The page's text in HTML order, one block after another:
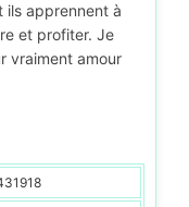
ils apprennent à
et profiter. Je
vraiment amour